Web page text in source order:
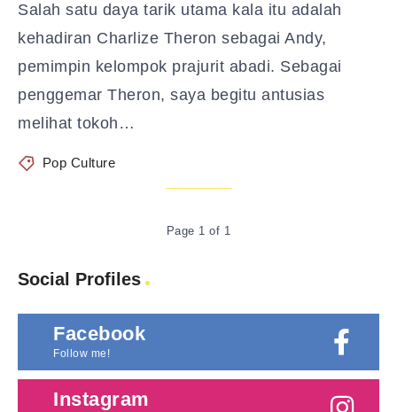
Salah satu daya tarik utama kala itu adalah
kehadiran Charlize Theron sebagai Andy,
pemimpin kelompok prajurit abadi. Sebagai
penggemar Theron, saya begitu antusias
melihat tokoh…
Pop Culture
Page 1 of 1
Social Profiles
Facebook
Follow me!
Instagram